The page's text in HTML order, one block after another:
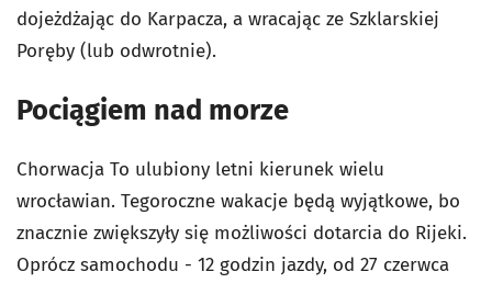
dojeżdżając do Karpacza, a wracając ze Szklarskiej
Poręby (lub odwrotnie).
Pociągiem nad morze
Chorwacja To ulubiony letni kierunek wielu
wrocławian. Tegoroczne wakacje będą wyjątkowe, bo
znacznie zwiększyły się możliwości dotarcia do Rijeki.
Oprócz samochodu - 12 godzin jazdy, od 27 czerwca